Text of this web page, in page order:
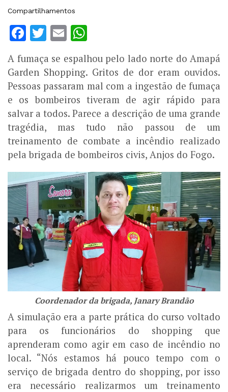
Compartilhamentos
Facebook
Twitter
Email
A fumaça se espalhou pelo lado norte do Amapá
Garden Shopping. Gritos de dor eram ouvidos.
Pessoas passaram mal com a ingestão de fumaça
e os bombeiros tiveram de agir rápido para
salvar a todos. Parece a descrição de uma grande
tragédia, mas tudo não passou de um
treinamento de combate a incêndio realizado
pela brigada de bombeiros civis, Anjos do Fogo.
Coordenador da brigada, Janary Brandão
A simulação era a parte prática do curso voltado
para os funcionários do shopping que
aprenderam como agir em caso de incêndio no
local. “Nós estamos há pouco tempo com o
serviço de brigada dentro do shopping, por isso
era necessário realizarmos um treinamento